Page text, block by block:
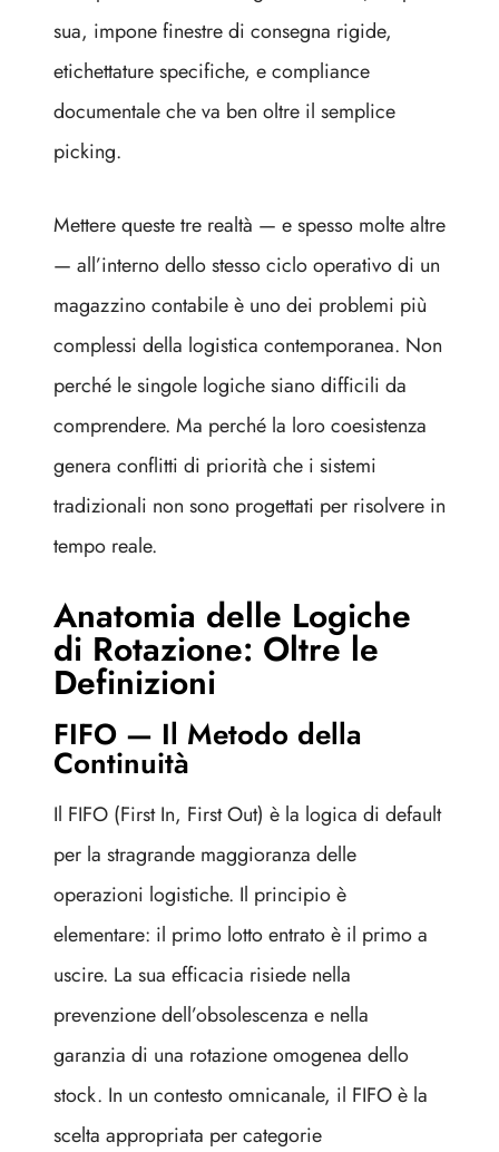
sua, impone finestre di consegna rigide,
etichettature specifiche, e compliance
documentale che va ben oltre il semplice
picking.
Mettere queste tre realtà — e spesso molte altre
— all’interno dello stesso ciclo operativo di un
magazzino contabile è uno dei problemi più
complessi della logistica contemporanea. Non
perché le singole logiche siano difficili da
comprendere. Ma perché la loro coesistenza
genera conflitti di priorità che i sistemi
tradizionali non sono progettati per risolvere in
tempo reale.
Anatomia delle Logiche
di Rotazione: Oltre le
Definizioni
FIFO — Il Metodo della
Continuità
Il FIFO (First In, First Out) è la logica di default
per la stragrande maggioranza delle
operazioni logistiche. Il principio è
elementare: il primo lotto entrato è il primo a
uscire. La sua efficacia risiede nella
prevenzione dell’obsolescenza e nella
garanzia di una rotazione omogenea dello
stock. In un contesto omnicanale, il FIFO è la
scelta appropriata per categorie